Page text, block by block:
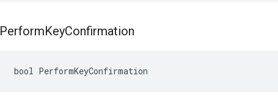
PerformKeyConfirmation
bool PerformKeyConfirmation